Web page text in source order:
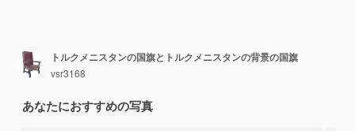
トルクメニスタンの国旗とトルクメニスタンの背景の国旗
vsr3168
あなたにおすすめの写真